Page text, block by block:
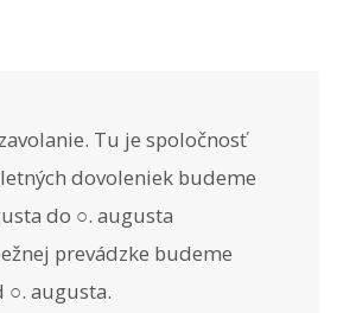
Tu je spoločnosť
dovoleniek budeme
do ○. augusta
prevádzke budeme
○. augusta.